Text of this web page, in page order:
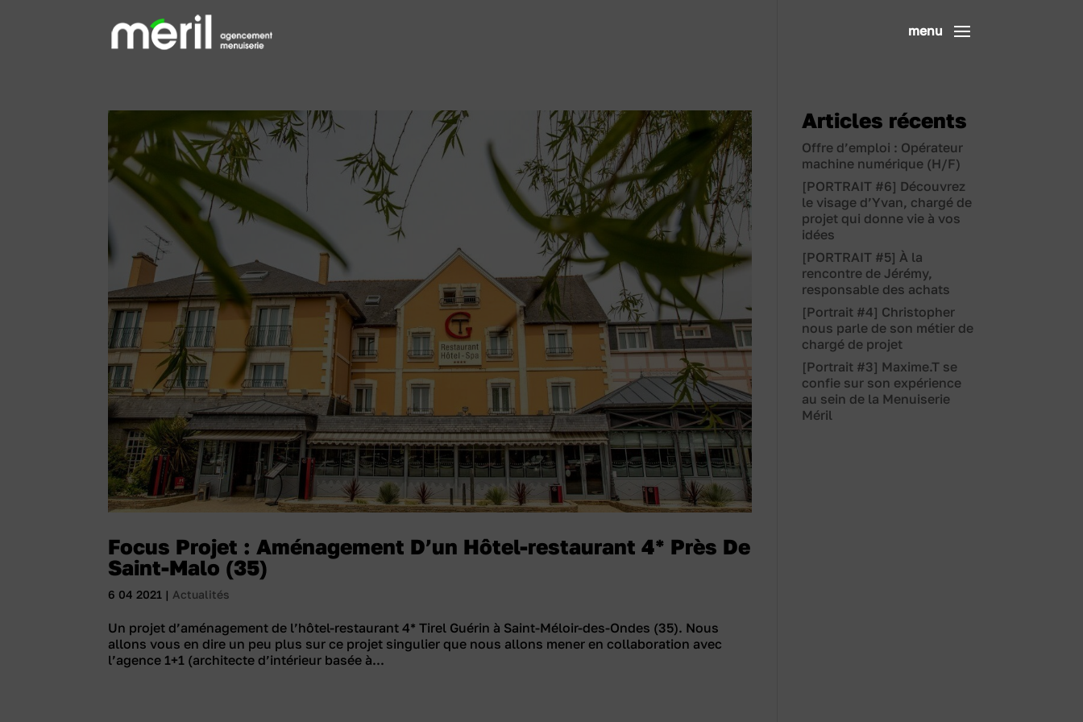
Focus Projet : Aménagement D’un Hôtel-restaurant 4* Près De
Saint-Malo (35)
6 04 2021 | Actualités
Un projet d’aménagement de l’hôtel-restaurant 4* Tirel Guérin à Saint-Méloir-des-Ondes (35). Nous
allons vous en dire un peu plus sur ce projet singulier que nous allons mener en collaboration avec
l’agence 1+1 (architecte d’intérieur basée à...
Articles récents
Offre d’emploi : Opérateur
machine numérique (H/F)
[PORTRAIT #6] Découvrez
le visage d’Yvan, chargé de
projet qui donne vie à vos
idées
[PORTRAIT #5] À la
rencontre de Jérémy,
responsable des achats
[Portrait #4] Christopher
nous parle de son métier de
chargé de projet
[Portrait #3] Maxime.T se
confie sur son expérience
au sein de la Menuiserie
Méril